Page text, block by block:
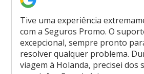
Tive uma experiência
com a Seguros Promo. O
excepcional, sempre pronto
resolver qualquer problema.
viagem à Holanda, precisei dos